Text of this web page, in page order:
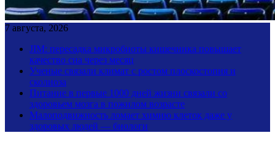
7 августа, 2026
JIM: пересадка микробиоты кишечника повышает
качество сна через месяц
Ученые связали климат с ростом плоскостопия и
сколиоза
Питание в первые 1000 дней жизни связали со
здоровьем мозга в пожилом возрасте
Малоподвижность ломает химию клеток даже у
здоровых людей — биологи